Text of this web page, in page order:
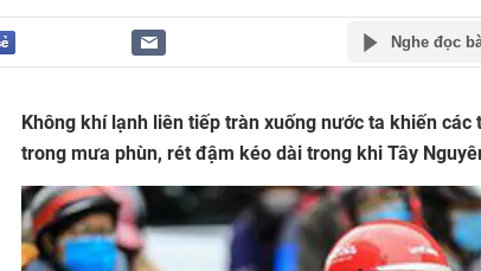
Nghe đọc
Không khí lạnh liên tiếp tràn xuống nước ta khiến các
trong mưa phùn, rét đậm kéo dài trong khi Tây